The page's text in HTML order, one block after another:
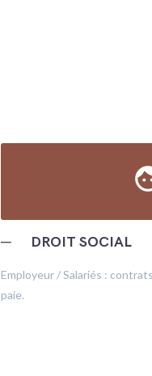
─ DROIT SOCIAL
Employeur / Salariés :
paie.